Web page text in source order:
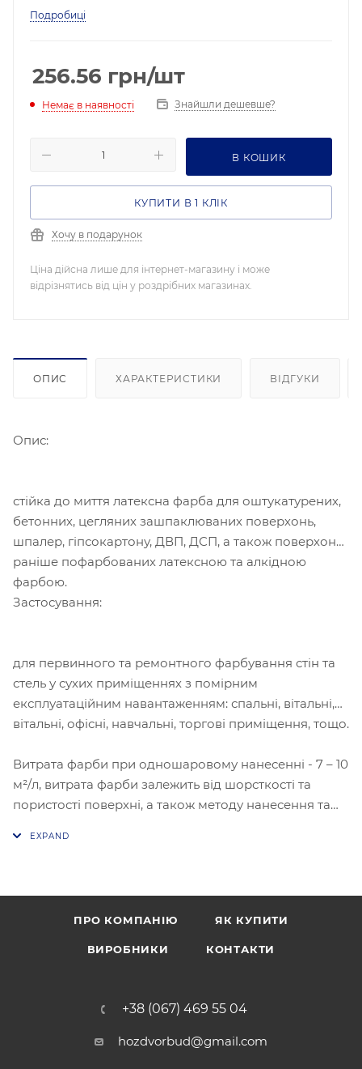
ЗАСТОСУВАННЯ - НАНОСИТЬСЯ БЕЗ БРИЗК І ПОТІКІВ
Подробиці
256.56 грн/шт
Немає в наявності Знайшли дешевше?
В КОШИК
КУПИТИ В 1 КЛІК
Хочу в подарунок
Ціна дійсна лише для інтернет-магазину і може
відрізнятись від цін у роздрібних магазинах.
ОПИС ХАРАКТЕРИСТИКИ ВІДГУКИ
Опис:
стійка до миття латексна фарба для оштукатурених,
бетонних, цегляних зашпаклюваних поверхонь,
шпалер, гіпсокартону, ДВП, ДСП, а також поверхонь,
раніше пофарбованих латексною та алкідною
фарбою.
Застосування:
для первинного та ремонтного фарбування стін та
стель у сухих приміщеннях з помірним
експлуатаційним навантаженням: спальні, вітальні,
вітальні, офісні, навчальні, торгові приміщення, тощо.
Витрата фарби при одношаровому нанесенні - 7 – 10
м²/л, витрата фарби залежить від шорсткості та
пористості поверхні, а також методу нанесення та
ПРО КОМПАНІЮ ЯК КУПИТИ
ВИРОБНИКИ КОНТАКТИ
+38 (067) 469 55 04
hozdvorbud@gmail.com